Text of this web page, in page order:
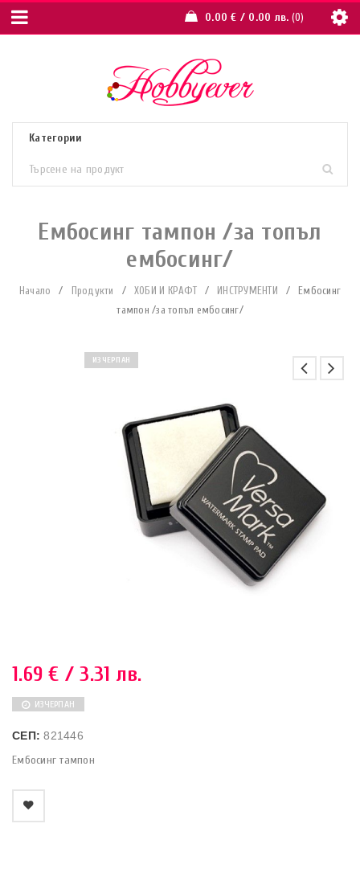
0.00€ / 0.00 лв. 0
Ембосинг тампон /за топъл
ембосинг/
Начало / Продукти / ХОБИ И КРАФТ / ИНСТРУМЕНТИ /
Ембосинг
тампон /за топъл ембосинг/
ИЗЧЕРПАН
1.69€ / 3.31 лв.
ИЗЧЕРПАН
СЕП:821446
Ембосинг тампон